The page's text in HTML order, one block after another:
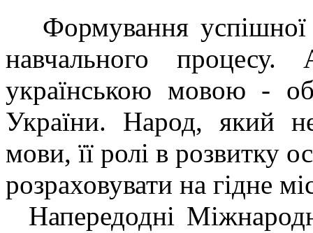
Формування успішної
навчального
українською мовою -
України. Народ, який
мови, її ролі в розвитку
розраховувати на гідне
Напередодні